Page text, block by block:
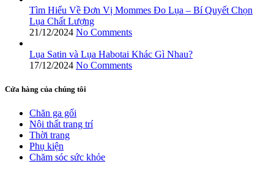
Tìm Hiểu Về Đơn Vị Mommes Đo Lụa – Bí Quyết Chọn
Lụa Chất Lượng
21/12/2024 No Comments
Lụa Satin và Lụa Habotai Khác Gì Nhau?
17/12/2024 No Comments
Cửa hàng của chúng tôi
Chăn ga gối
Nội thất trang trí
Thời trang
Phụ kiện
Chăm sóc sức khỏe